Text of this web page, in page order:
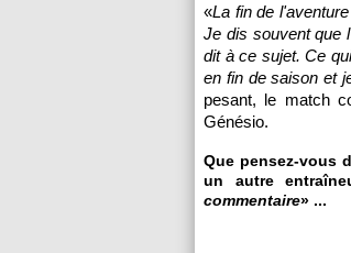
«La fin de
Je dis souvent que
dit à ce sujet. Ce
en fin de saison et
pesant, le match
Génésio.
Que pensez-vous
un autre
commentaire» ...